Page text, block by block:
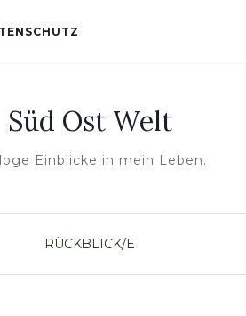
Süd Ost Welt
Einblicke in mein Leben.
RÜCKBLICK/E